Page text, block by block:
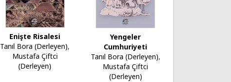
Enişte Risalesi
Tanıl Bora (Derleyen),
Mustafa Çiftci
(Derleyen)
Yengeler
Cumhuriyeti
Tanıl Bora (Derleyen),
Mustafa Çiftci
(Derleyen)